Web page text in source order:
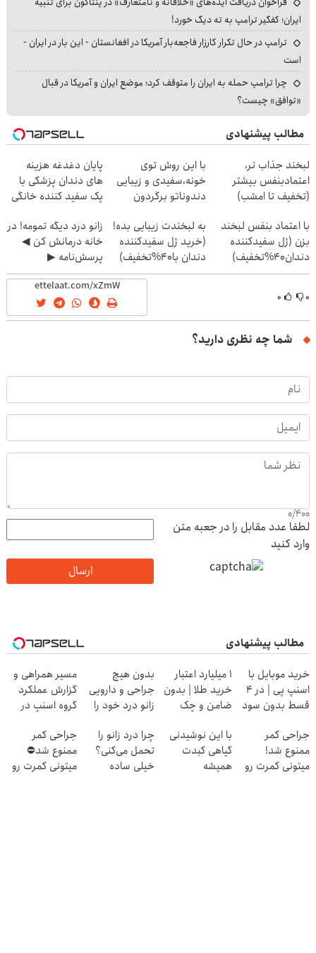
ایران؛ کفگیر ترامپ به ته دیگ خورد!
ترامپ در حال تکرار کارزار فاجعه‌بار آمریکا در افغانستان - این بار در ایران -
است
چرا ترامپ حمله به ایران را متوقف کرد؛ موضع ایران و آمریکا در قبال
«توافق» چیست؟
مطالب پیشنهادی
لبخند جذاب تر،
اعتمادبنفس بیشتر
(تخفیف تا امشب)
با این روش توی
خونه،سفیدی و زیبایی
دندوناتو برگردون
پایان دغدغه هزینه
های دندان پزشکی با
پک سفید کننده خانگی
با اعتماد بنفس لبخند
بزن (ژل سفیدکننده
دندان40%تخفیف)
به لبخندت زیبایی بده!
(خرید ژل سفیدکننده
دندان با40%تخفیف)
زانو درد دیگه تمومه! در
خانه درمانش کن ◀
پرسش‌نامه ▶
۰ ۰
شما چه نظری دارید؟
0/400
لطفا عدد مقابل را در جعبه متن
وارد کنید
ارسال
مطالب پیشنهادی
خرید موبایل با
اسنپ پی | در ۴
قسط بدون سود
۱ میلیارد اعتبار
خرید طلا | بدون
ضامن و چک
بدون هیچ
جراحی و دارویی
زانو درد خود را
پرسش نامه ▶
مسیر همراهی و
گزارش عملکرد
گروه اسنپ در
جراحی کمر
ممنوع شد!
میتونی کمرت رو
با این نوشیدنی
گیاهی کبدت
همیشه
چرا درد زانو را
تحمل می‌کنی؟
خیلی ساده
جراحی کمر
ممنوع شد⛔
میتونی کمرت رو